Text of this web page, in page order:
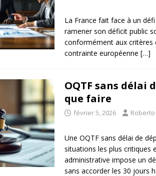
La France fait face à un
ramener son déficit public
conformément aux critères
contrainte européenne […]
OQTF sans délai
que faire
février 5, 2026
Une OQTF sans délai de
situations les plus critiques
administrative impose un
sans accorder les 30 jours